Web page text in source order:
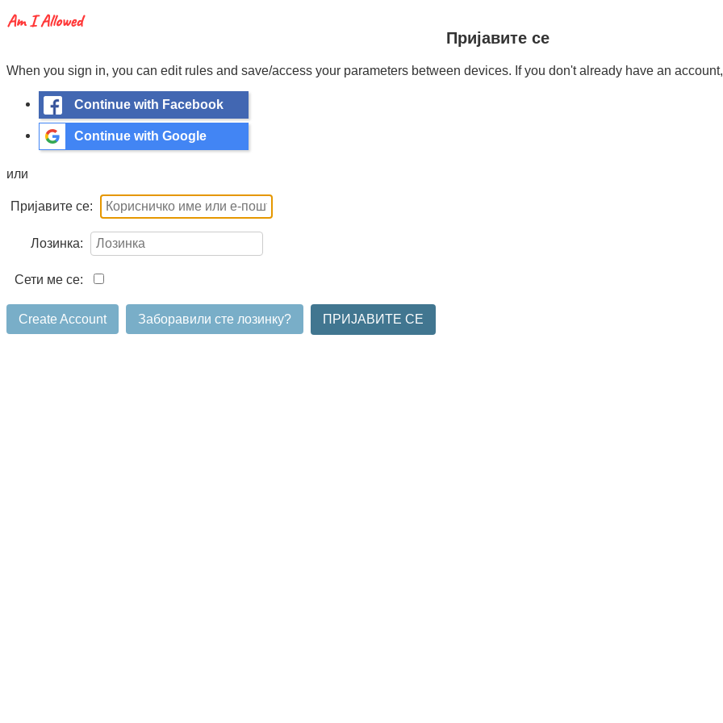
Пријавите се
When you sign in, you can edit rules and save/access your parameters between devices. If you don't already have an
Continue with Facebook
Continue with Google
или
Пријавите се:
Лозинка:
Сети ме се:
Create Account Заборавили сте лозинку? ПРИЈАВИТЕ СЕ